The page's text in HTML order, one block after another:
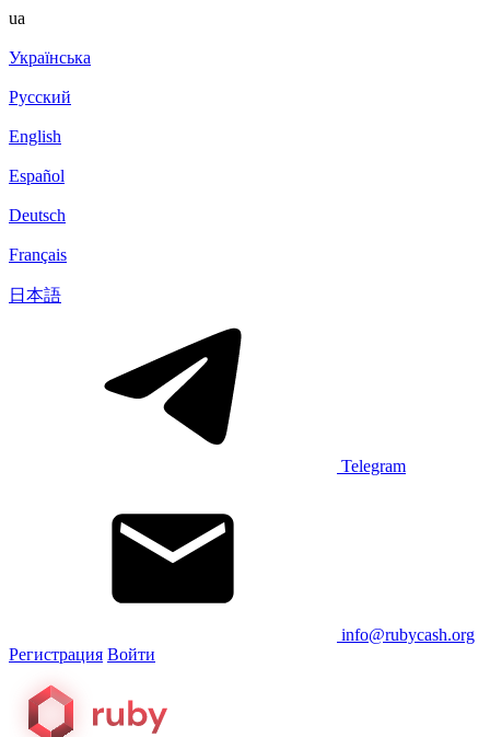
ua
Українська
Русский
English
Español
Deutsch
Français
日本語
Telegram
info@rubycash.org
Регистрация Войти